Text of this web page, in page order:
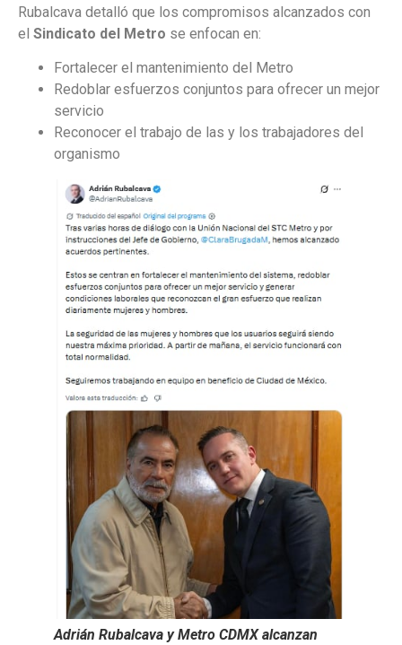
Rubalcava detalló que los compromisos alcanzados con
el Sindicato del Metro se enfocan en:
Fortalecer el mantenimiento del Metro
Redoblar esfuerzos conjuntos para ofrecer un mejor
servicio
Reconocer el trabajo de las y los trabajadores del
organismo
Adrián Rubalcava y Metro CDMX alcanzan